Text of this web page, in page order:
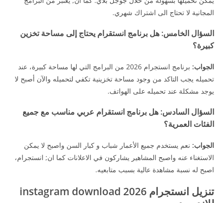
المجانية لا تحتاج الى اشتراك شهري.
السؤال الخامس: هل برنامج انستقرام يحتاج إلى مساحة تخزين
كبيرة؟
الجواب:
برنامج انستجرام 2026 من البرامج التي لها مساحة كبيرة، عند
تحميله يجب التاكد من وجود مساحة تخزينية تكفي لتحميله والآن أصبح لا
يوجد مشكلة عند تحميله على الهواتف.
السؤال السادس: هل برنامج انستقرام عربي مناسب مع جميع
الفئات العمرية؟
الجواب: نعم يستخدم جميع الأعمار شباب و كبار السن واصبح لا يمكن
الاستغناء عنه واصبح المشاهير يشاركون في الاعلانات كما ان; انستجرام،
اصبح له نسبة مشاهدة عالية بسبب متابعيه.
تنزيل انستجرام 2026 instagram download